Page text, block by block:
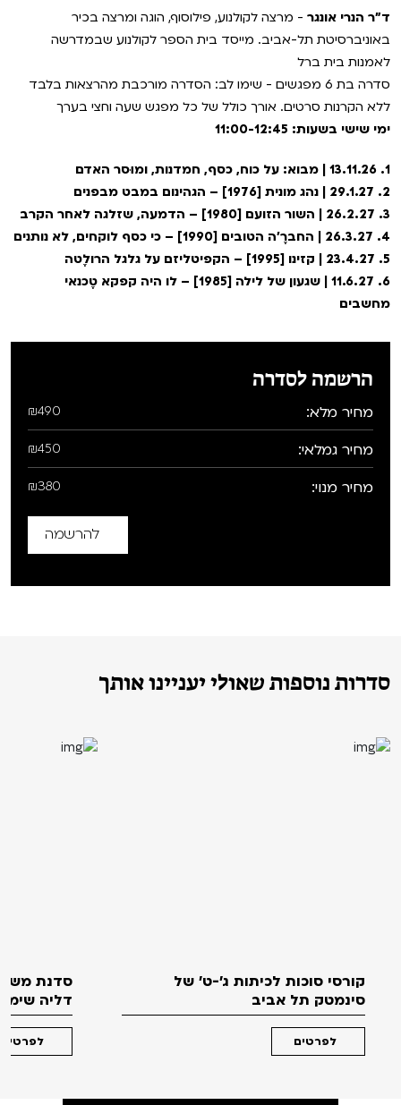
ראשון בקולנוע
אפטר בסינמטק
Teen Screen
קולנוע ישראלי
לפי ימים
נבחרי דוקאביב 2026
אירועים מיוחדים
רכישת מנוי
Gift Card
צור קשר
ד"ר הנרי אונגר - מרצה לקולנוע, פילוסוף, הוגה ומרצה בכיר
באוניברסיטת תל-אביב. מייסד בית הספר לקולנוע שבמדרשה
לאמנות בית ברל
סדרה בת 6 מפגשים - שימו לב: הסדרה מורכבת מהרצאות בלבד
ללא הקרנות סרטים. אורך כולל של כל מפגש שעה וחצי בערך
ימי שישי בשעות: 11:00-12:45
1. 13.11.26 | מבוא: על כוח, כסף, חמדנות, ומוּסר האדם
2. 29.1.27 | נהג מונית [1976] – הגהינום במבט מבפנים
3. 26.2.27 | השור הזועם [1980] – הדמעה, שזלגה לאחר הקרב
4. 26.3.27 | החברֶ'ה הטובים [1990] – כי כסף לוקחים, לא נותנים
5. 23.4.27 | קזינו [1995] – הקפיטליזם על גלגל הרולֶטה
6. 11.6.27 | שגעון של לילה [1985] – לו היה קפקא טֶכנאי
מחשבים
הרשמה לסדרה
מחיר מלא: ₪490
מחיר גמלאי: ₪450
מחיר מנוי: ₪380
להרשמה
סדרות נוספות שאולי יעניינו אותך
קורסי סוכות לכיתות ג'-ט' של
סינמטק תל אביב
לפרטים
סדנת
דליה
לפרטים